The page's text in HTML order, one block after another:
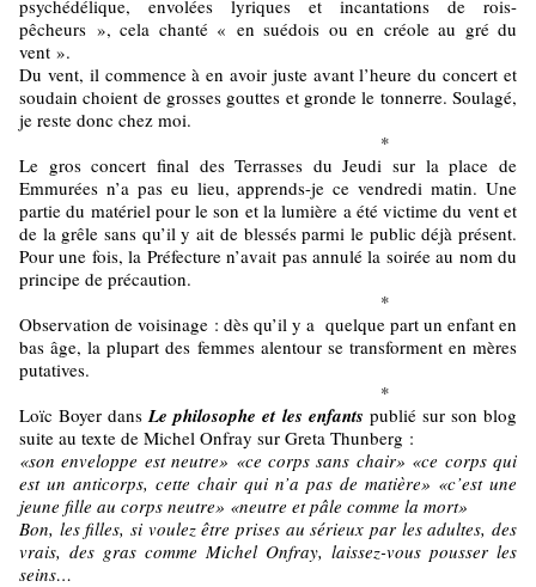
psychédélique, envolées lyriques et incantations de rois-
pêcheurs », cela chanté « en suédois ou en créole au gré du
vent ».
Du vent, il commence à en avoir juste avant l’heure du concert et
soudain choient de grosses gouttes et gronde le tonnerre. Soulagé,
je reste donc chez moi.
*
Le gros concert final des Terrasses du Jeudi sur la place de
Emmurées n’a pas eu lieu, apprends-je ce vendredi matin. Une
partie du matériel pour le son et la lumière a été victime du vent et
de la grêle sans qu’il y ait de blessés parmi le public déjà présent.
Pour une fois, la Préfecture n’avait pas annulé la soirée au nom du
principe de précaution.
*
Observation de voisinage : dès qu’il y a quelque part un enfant en
bas âge, la plupart des femmes alentour se transforment en mères
putatives.
*
Loïc Boyer dansLe philosophe et les enfants publié sur son blog
suite au texte de Michel Onfray sur Greta Thunberg :
«son enveloppe est neutre» «ce corps sans chair» «ce corps qui
est un anticorps, cette chair qui n’a pas de matière» «c’est une
jeune fille au corps neutre» «neutre et pâle comme la mort»
Bon, les filles, si voulez être prises au sérieux par les adultes, des
vrais, des gras comme Michel Onfray, laissez-vous pousser les
seins…